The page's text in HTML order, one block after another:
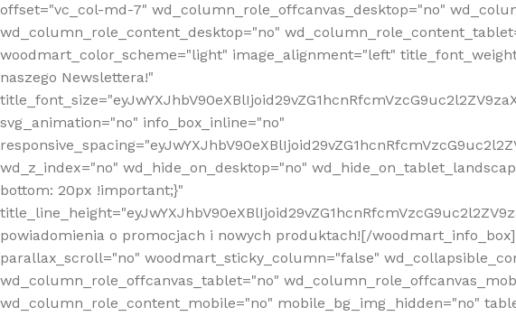
offset="vc_col-md-7" wd_column_role_offcanvas_desktop="no"
wd_column_role_content_desktop="no"
woodmart_color_scheme="light" image_alignment="left"
naszego Newslettera!"
svg_animation="no" info_box_inline="no"
wd_z_index="no" wd_hide_on_desktop="no"
bottom: 20px !important;}"
powiadomienia o promocjach i nowych produktach![/
parallax_scroll="no" woodmart_sticky_column="false"
wd_column_role_offcanvas_tablet="no"
wd_column_role_content_mobile="no" mobile_bg_img_hidden="no"